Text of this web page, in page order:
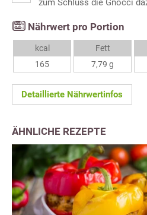
zum Schluss die Gnocci
Nährwert pro Portion
kcal
165
Fett
7,79 g
Detaillierte Nährwertinfos
ÄHNLICHE REZEPTE